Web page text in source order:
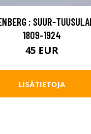
: SUUR-
1809-1924
45 EUR
LISÄTIETOJA